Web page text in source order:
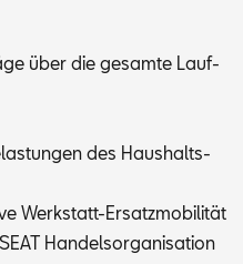
über die ge­sam­te Lauf­
des Haus­halts­
Werk­statt-Er­satz­mo­bi­li­tät
Han­dels­or­ga­ni­sa­ti­on